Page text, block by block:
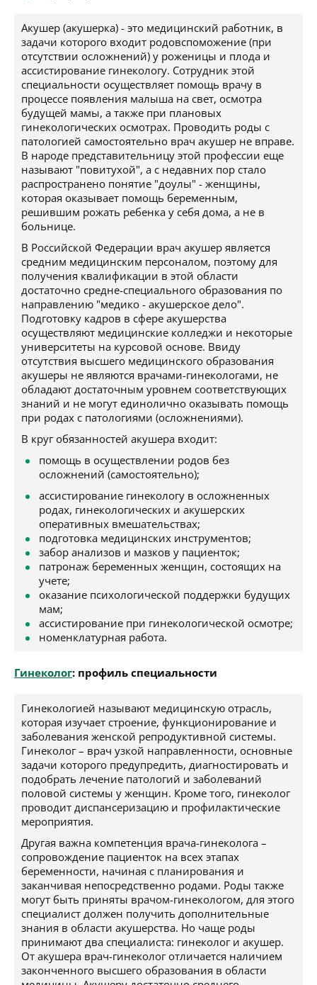
Акушер (акушерка) - это медицинский работник, в
задачи которого входит родовспоможение (при
отсутствии осложнений) у роженицы и плода и
ассистирование гинекологу. Сотрудник этой
специальности осуществляет помощь врачу в
процессе появления малыша на свет, осмотра
будущей мамы, а также при плановых
гинекологических осмотрах. Проводить роды с
патологией самостоятельно врач акушер не вправе.
В народе представительницу этой профессии еще
называют "повитухой", а с недавних пор стало
распространено понятие "доулы" - женщины,
которая оказывает помощь беременным,
решившим рожать ребенка у себя дома, а не в
больнице.
В Российской Федерации врач акушер является
средним медицинским персоналом, поэтому для
получения квалификации в этой области
достаточно средне-специального образования по
направлению "медико - акушерское дело".
Подготовку кадров в сфере акушерства
осуществляют медицинские колледжи и некоторые
университеты на курсовой основе. Ввиду
отсутствия высшего медицинского образования
акушеры не являются врачами-гинекологами, не
обладают достаточным уровнем соответствующих
знаний и не могут единолично оказывать помощь
при родах с патологиями (осложнениями).
В круг обязанностей акушера входит:
помощь в осуществлении родов без
осложнений (самостоятельно);
ассистирование гинекологу в осложненных
родах, гинекологических и акушерских
оперативных вмешательствах;
подготовка медицинских инструментов;
забор анализов и мазков у пациенток;
патронаж беременных женщин, состоящих на
учете;
оказание психологической поддержки будущих
мам;
ассистирование при гинекологической осмотре;
номенклатурная работа.
Гинеколог: профиль специальности
Гинекологией называют медицинскую отрасль,
которая изучает строение, функционирование и
заболевания женской репродуктивной системы.
Гинеколог – врач узкой направленности, основные
задачи которого предупредить, диагностировать и
подобрать лечение патологий и заболеваний
половой системы у женщин. Кроме того, гинеколог
проводит диспансеризацию и профилактические
мероприятия.
Другая важна компетенция врача-гинеколога –
сопровождение пациенток на всех этапах
беременности, начиная с планирования и
заканчивая непосредственно родами. Роды также
могут быть приняты врачом-гинекологом, для этого
специалист должен получить дополнительные
знания в области акушерства. Но чаще роды
принимают два специалиста: гинеколог и акушер.
От акушера врач-гинеколог отличается наличием
законченного высшего образования в области